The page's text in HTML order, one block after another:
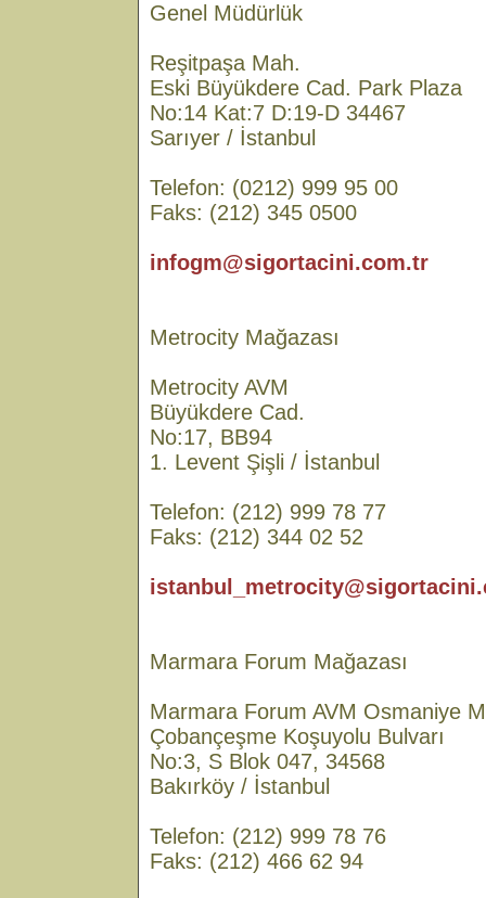
Genel Müdürlük
Reşitpaşa Mah.
Eski Büyükdere Cad. Park Plaza
No:14 Kat:7 D:19-D 34467
Sarıyer / İstanbul
Telefon: (0212) 999 95 00
Faks: (212) 345 0500
infogm@sigortacini.com.tr
Metrocity Mağazası
Metrocity AVM
Büyükdere Cad.
No:17, BB94
1. Levent Şişli / İstanbul
Telefon: (212) 999 78 77
Faks: (212) 344 02 52
Marmara Forum Mağazası
Marmara Forum AVM Osmaniye
Çobançeşme Koşuyolu Bulvarı
No:3, S Blok 047, 34568
Bakırköy / İstanbul
Telefon: (212) 999 78 76
Faks: (212) 466 62 94